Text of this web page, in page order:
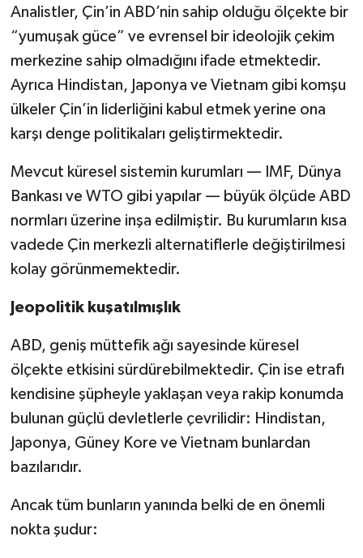
Analistler, Çin’in ABD’nin sahip olduğu ölçekte bir
“yumuşak güce” ve evrensel bir ideolojik çekim
merkezine sahip olmadığını ifade etmektedir.
Ayrıca Hindistan, Japonya ve Vietnam gibi komşu
ülkeler Çin’in liderliğini kabul etmek yerine ona
karşı denge politikaları geliştirmektedir.
Mevcut küresel sistemin kurumları — IMF, Dünya
Bankası ve WTO gibi yapılar — büyük ölçüde ABD
normları üzerine inşa edilmiştir. Bu kurumların kısa
vadede Çin merkezli alternatiflerle değiştirilmesi
kolay görünmemektedir.
Jeopolitik kuşatılmışlık
ABD, geniş müttefik ağı sayesinde küresel
ölçekte etkisini sürdürebilmektedir. Çin ise etrafı
kendisine şüpheyle yaklaşan veya rakip konumda
bulunan güçlü devletlerle çevrilidir: Hindistan,
Japonya, Güney Kore ve Vietnam bunlardan
bazılarıdır.
Ancak tüm bunların yanında belki de en önemli
nokta şudur: